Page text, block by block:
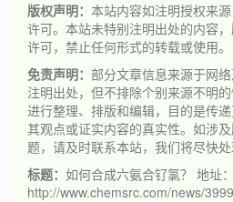
版权声明： 本站内容如注明授权来
许可。本站未特别注明出处的内容
许可，禁止任何形式的转载或使用。
免责声明： 部分文章信息来源于网
注明出处，但不排除个别来源不明
进行整理、排版和编辑，目的是传
其观点或证实内容的真实性。如涉
题，请及时联系本站，我们将尽快处
标题： 如何合成六氨合钌氯？ 地址：
http://www.chemsrc.com/news/